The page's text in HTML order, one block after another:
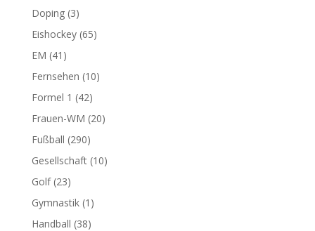
Doping(3)
Eishockey(65)
EM (41)
Fernsehen (10)
Formel 1 (42)
Frauen-WM (20)
Fußball (290)
Gesellschaft(10)
Golf(23)
Gymnastik(1)
Handball (38)